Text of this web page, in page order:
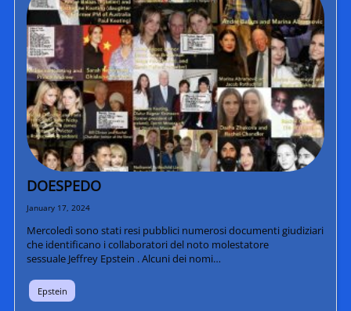
DOESPEDO
January 17, 2024
Mercoledì sono stati resi pubblici numerosi documenti giudiziari
che identificano i collaboratori del noto molestatore
sessuale Jeffrey Epstein . Alcuni dei nomi…
Epstein